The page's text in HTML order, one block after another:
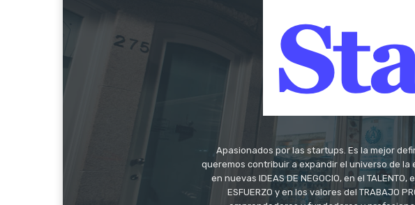
Apasionados por las startups. Es la mejor
queremos contribuir a expandir el universo de
en nuevas IDEAS DE NEGOCIO, en el
ESFUERZO y en los valores del TRABAJO